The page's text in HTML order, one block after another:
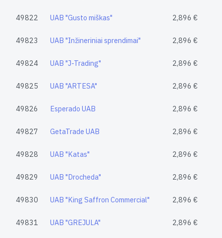
49822 UAB "Gusto miškas" 2,896 €
49823 UAB "Inžineriniai sprendimai" 2,896 €
49824 UAB "J-Trading" 2,896 €
49825 UAB "ARTESA" 2,896 €
49826 Esperado UAB 2,896 €
49827 GetaTrade UAB 2,896 €
49828 UAB "Katas" 2,896 €
49829 UAB "Drocheda" 2,896 €
49830 UAB "King Saffron Commercial" 2,896 €
49831 UAB "GREJULA" 2,896 €